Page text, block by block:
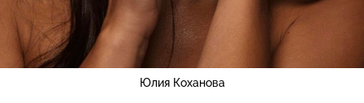
Юлия Коханова